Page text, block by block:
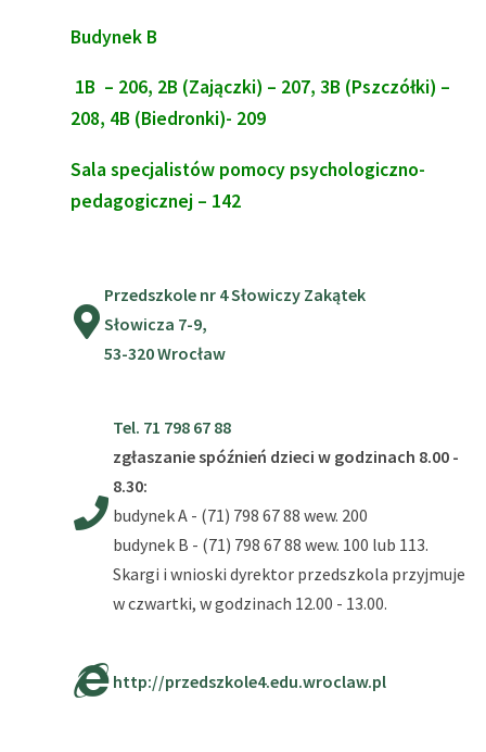
Budynek B
1B – 206, 2B (Zajączki) – 207, 3B (Pszczółki) –
208, 4B (Biedronki)- 209
Sala specjalistów pomocy psychologiczno-
pedagogicznej – 142
Przedszkole nr 4 Słowiczy Zakątek
Słowicza 7-9,
53-320 Wrocław
Tel. 71 798 67 88
zgłaszanie spóźnień dzieci w godzinach 8.00 -
8.30:
budynek A - (71) 798 67 88 wew. 200
budynek B - (71) 798 67 88 wew. 100 lub 113.
Skargi i wnioski dyrektor przedszkola przyjmuje
w czwartki, w godzinach 12.00 - 13.00.
http://przedszkole4.edu.wroclaw.pl